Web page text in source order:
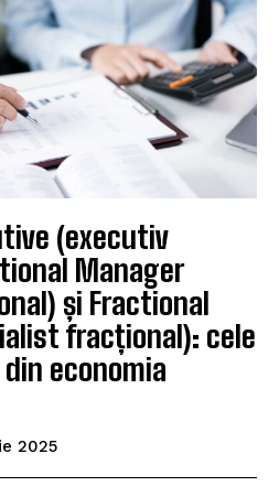
(executiv
Manager
și Fractional
fracțional): cele
economia
2025